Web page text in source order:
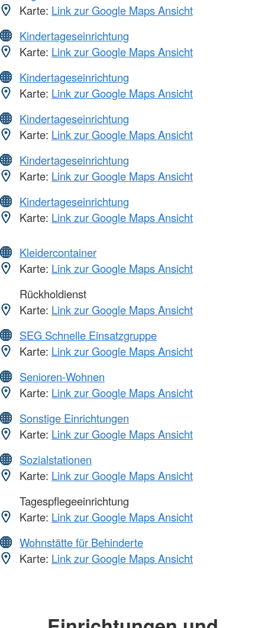
Karte: Link zur Google Maps Ansicht
Kindertageseinrichtung
Karte: Link zur Google Maps Ansicht
Kindertageseinrichtung
Karte: Link zur Google Maps Ansicht
Kindertageseinrichtung
Karte: Link zur Google Maps Ansicht
Kindertageseinrichtung
Karte: Link zur Google Maps Ansicht
Kindertageseinrichtung
Karte: Link zur Google Maps Ansicht
Kleidercontainer
Karte: Link zur Google Maps Ansicht
Rückholdienst
Karte: Link zur Google Maps Ansicht
SEG Schnelle Einsatzgruppe
Karte: Link zur Google Maps Ansicht
Senioren-Wohnen
Karte: Link zur Google Maps Ansicht
Sonstige Einrichtungen
Karte: Link zur Google Maps Ansicht
Sozialstationen
Karte: Link zur Google Maps Ansicht
Tagespflegeeinrichtung
Karte: Link zur Google Maps Ansicht
Wohnstätte für Behinderte
Karte: Link zur Google Maps Ansicht